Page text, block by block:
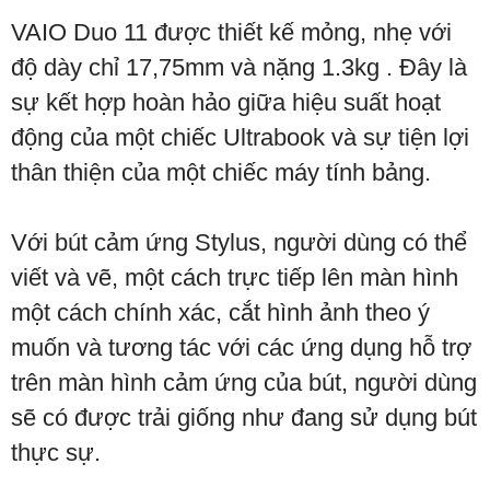
VAIO Duo 11 được thiết kế mỏng, nhẹ với
độ dày chỉ 17,75mm và nặng 1.3kg . Đây là
sự kết hợp hoàn hảo giữa hiệu suất hoạt
động của một chiếc Ultrabook và sự tiện lợi
thân thiện của một chiếc máy tính bảng.
Với bút cảm ứng Stylus, người dùng có thể
viết và vẽ, một cách trực tiếp lên màn hình
một cách chính xác, cắt hình ảnh theo ý
muốn và tương tác với các ứng dụng hỗ trợ
trên màn hình cảm ứng của bút, người dùng
sẽ có được trải giống như đang sử dụng bút
thực sự.